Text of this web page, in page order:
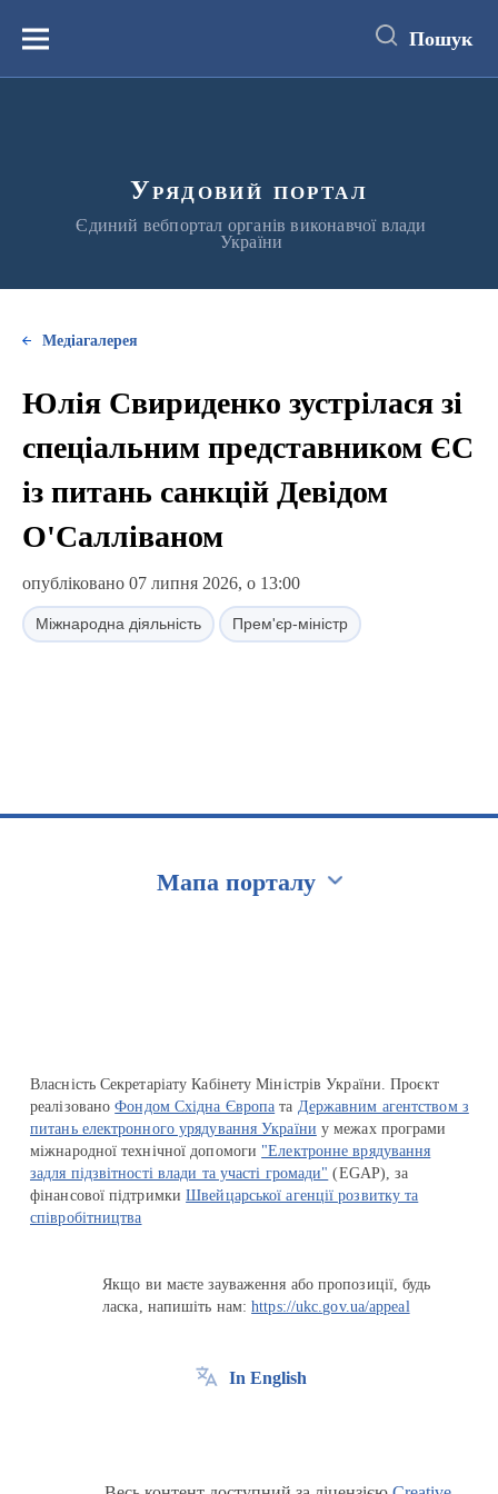
вмістуМеню Пошук
Урядовий портал
Єдиний вебпортал органів виконавчої влади
України
Медіагалерея
Юлія Свириденко зустрілася зі
спеціальним представником ЄС
із питань санкцій Девідом
О'Салліваном
опубліковано 07 липня 2026, о 13:00
Міжнародна діяльність Прем'єр-міністр
Мапа порталу
Власність Секретаріату Кабінету Міністрів України. Проєкт
реалізованоФондом Східна Європа та Державним агентством з
питань електронного урядування України у межах програми
міжнародної технічної допомоги "Електронне врядування
задля підзвітності влади та участі громади" (EGAP), за
фінансової підтримкиШвейцарської агенції розвитку та
співробітництва
Якщо ви маєте зауваження або пропозиції, будь
ласка, напишіть нам:https://ukc.gov.ua/appeal
In English